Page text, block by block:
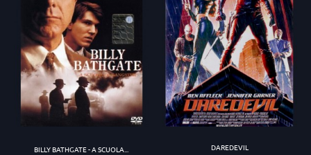
BILLY BATHGATE - A SCUOLA... DAREDEVIL